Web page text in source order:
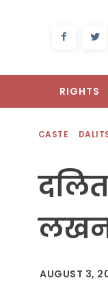
RIGHTS
CASTE
AUGUST 3,